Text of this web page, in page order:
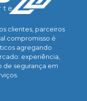
clientes, parceiros
compromisso é
agregando
experiência,
de segurança em